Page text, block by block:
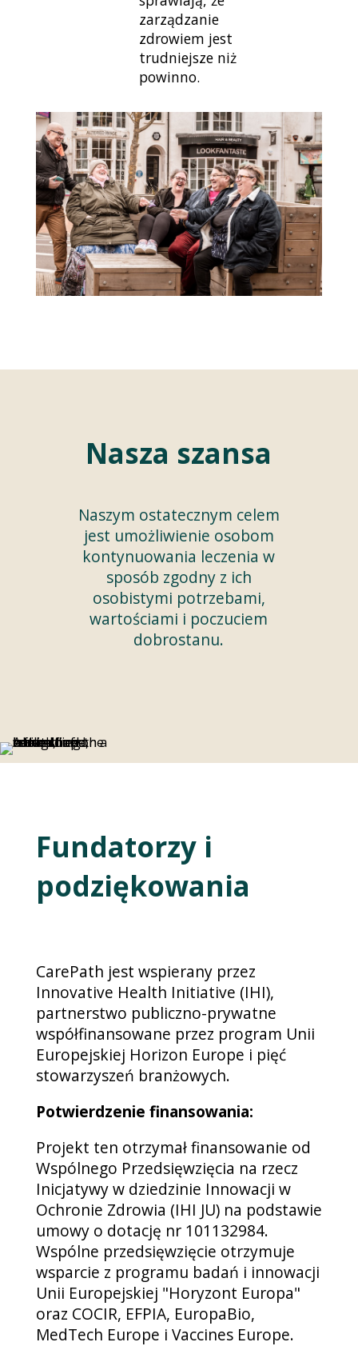
zarządzanie
zdrowiem jest
trudniejsze niż
powinno.
Nasza szansa
Naszym ostatecznym celem
jest umożliwienie osobom
kontynuowania leczenia w
sposób zgodny z ich
osobistymi potrzebami,
wartościami i poczuciem
dobrostanu.
Fundatorzy i
podziękowania
CarePath jest wspierany przez
Innovative Health Initiative (IHI),
partnerstwo publiczno-prywatne
współfinansowane przez program Unii
Europejskiej Horizon Europe i pięć
stowarzyszeń branżowych.
Potwierdzenie finansowania:
Projekt ten otrzymał finansowanie od
Wspólnego Przedsięwzięcia na rzecz
Inicjatywy w dziedzinie Innowacji w
Ochronie Zdrowia (IHI JU) na podstawie
umowy o dotację nr 101132984.
Wspólne przedsięwzięcie otrzymuje
wsparcie z programu badań i innowacji
Unii Europejskiej "Horyzont Europa"
oraz COCIR, EFPIA, EuropaBio,
MedTech Europe i Vaccines Europe.